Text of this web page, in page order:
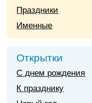
Праздники
Именные
Открытки
С днем рождения
К празднику